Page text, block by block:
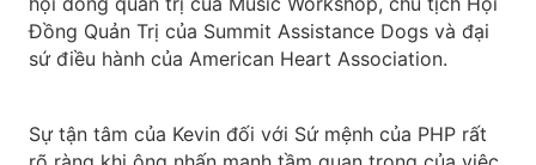
Đồng Quản Trị của Summit Assistance Dogs và đại
sứ điều hành của American Heart Association.
Sự tận tâm của Kevin đối với Sứ mệnh của PHP rất